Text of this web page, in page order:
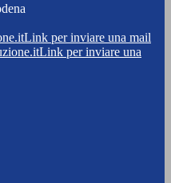
Link per inviare una mail
Link per inviare una